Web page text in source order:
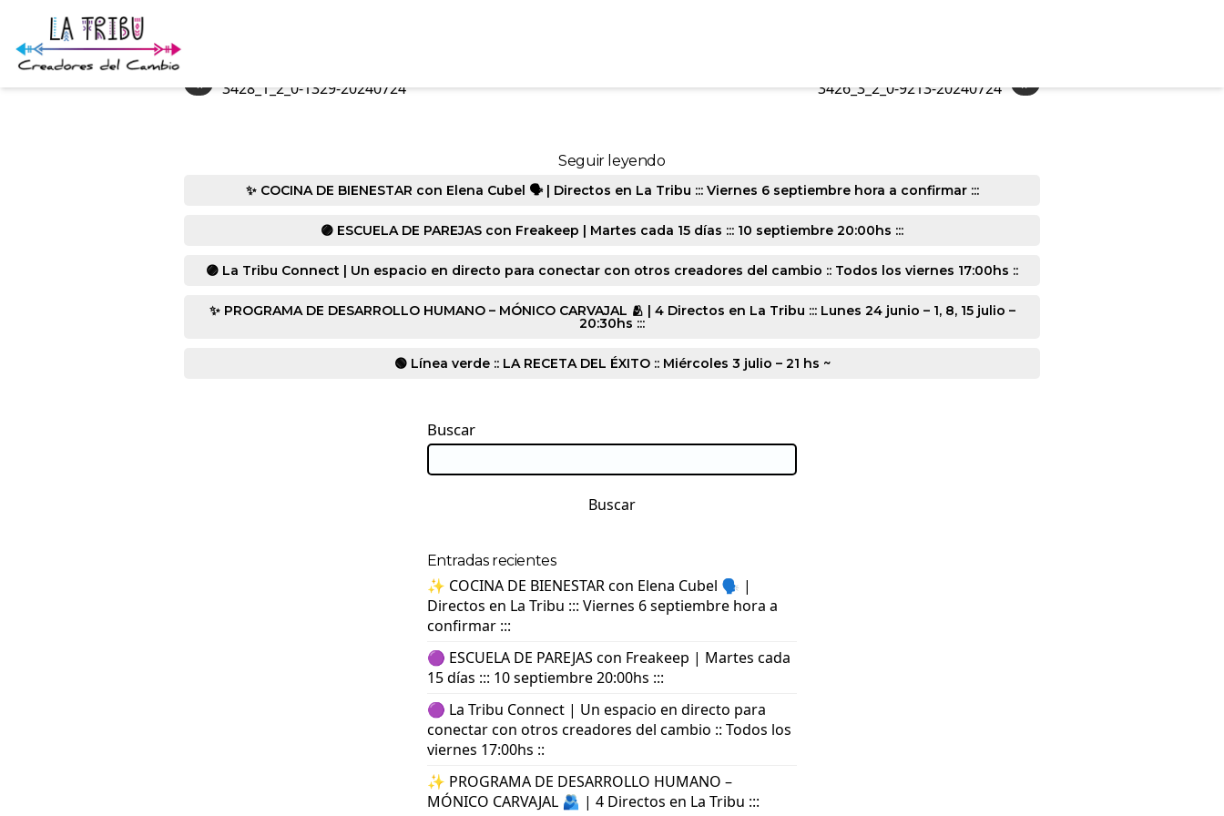
« 3428_1_2_0-1329-20240724 »
3426_3_2_0-9213-20240724
Seguir leyendo
✨ COCINA DE BIENESTAR con Elena Cubel 🗣️ | Directos en La Tribu ::: Viernes 6 septiembre hora a confirmar :::
🟣 ESCUELA DE PAREJAS con Freakeep | Martes cada 15 días ::: 10 septiembre 20:00hs :::
🟣 La Tribu Connect | Un espacio en directo para conectar con otros creadores del cambio :: Todos los viernes 17:00hs ::
✨ PROGRAMA DE DESARROLLO HUMANO – MÓNICO CARVAJAL 🫂 | 4 Directos en La Tribu ::: Lunes 24 junio – 1, 8, 15 julio –
20:30hs :::
🟢 Línea verde :: LA RECETA DEL ÉXITO :: Miércoles 3 julio – 21 hs ~
Buscar
Buscar
Entradas recientes
✨ COCINA DE BIENESTAR con Elena Cubel 🗣️ |
Directos en La Tribu ::: Viernes 6 septiembre hora a
confirmar :::
🟣 ESCUELA DE PAREJAS con Freakeep | Martes cada
15 días ::: 10 septiembre 20:00hs :::
🟣 La Tribu Connect | Un espacio en directo para
conectar con otros creadores del cambio :: Todos los
viernes 17:00hs ::
✨ PROGRAMA DE DESARROLLO HUMANO –
MÓNICO CARVAJAL 🫂 | 4 Directos en La Tribu :::